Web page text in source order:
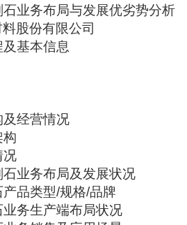
石业务布局与发展优劣势分析
股份有限公司
及基本信息
及经营情况
构
况
石业务布局及发展状况
品类型/规格/品牌
务生产端布局状况